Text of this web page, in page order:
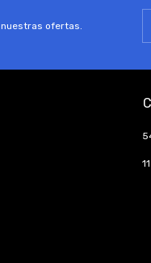
ofertas.